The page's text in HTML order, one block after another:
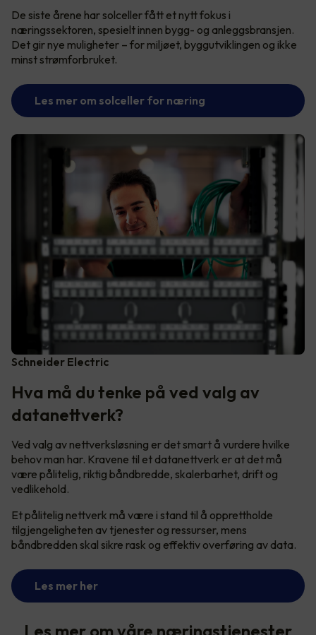
De siste årene har solceller fått et nytt fokus i
næringssektoren, spesielt innen bygg- og anleggsbransjen.
Det gir nye muligheter – for miljøet, byggutviklingen og ikke
minst strømforbruket.
Les mer om solceller for næring
Schneider Electric
Hva må du tenke på ved valg av
datanettverk?
Ved valg av nettverksløsning er det smart å vurdere hvilke
behov man har. Kravene til et datanettverk er at det må
være pålitelig, riktig båndbredde, skalerbarhet, drift og
vedlikehold.
Et pålitelig nettverk må være i stand til å opprettholde
tilgjengeligheten av tjenester og ressurser, mens
båndbredden skal sikre rask og effektiv overføring av data.
Les mer her